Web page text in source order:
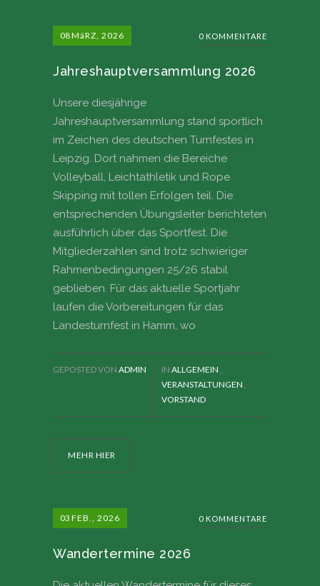
08MäRZ, 2026 0 KOMMENTARE
Jahreshauptversammlung 2026
Unsere diesjährige
Jahreshauptversammlung stand sportlich
im Zeichen des deutschen Turnfestes in
Leipzig. Dort nahmen die Bereiche
Volleyball, Leichtathletik und Rope
Skipping mit tollen Erfolgen teil. Die
entsprechenden Übungsleiter berichteten
ausführlich über das Sportfest. Die
Mitgliederzahlen sind trotz schwieriger
Rahmenbedingungen 25/26 stabil
geblieben. Für das aktuelle Sportjahr
laufen die Vorbereitungen für das
Landesturnfest in Hamm, wo
MEHR HIER
GEPOSTED VON ADMIN IN ALLGEMEIN
VERANSTALTUNGEN
VORSTAND
03 FEB., 2026 0 KOMMENTARE
Wandertermine 2026